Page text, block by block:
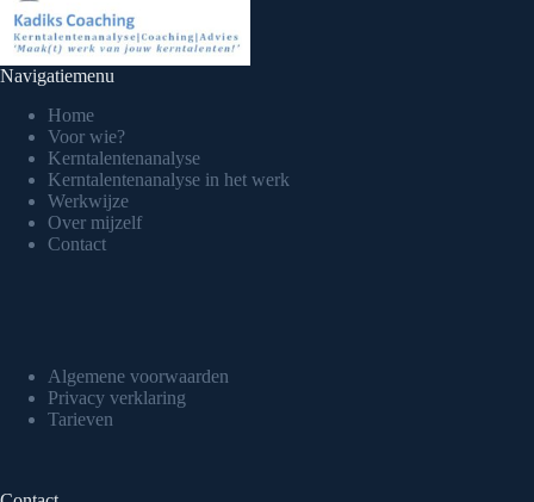
Navigatiemenu
Home
Voor wie?
Kerntalentenanalyse
Kerntalentenanalyse in het werk
Werkwijze
Over mijzelf
Contact
Algemene voorwaarden
Privacy verklaring
Tarieven